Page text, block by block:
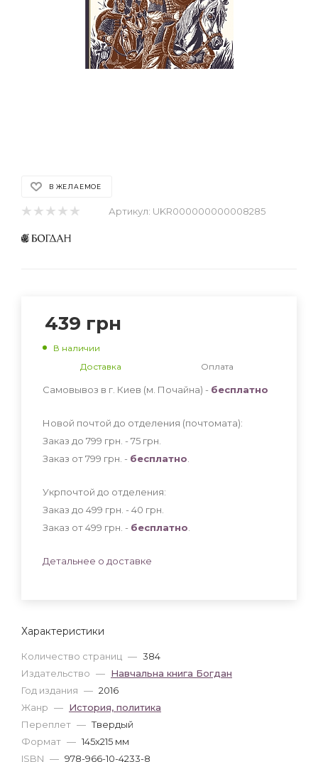
В ЖЕЛАЕМОЕ
Артикул: UKR000000000008285
Характеристики
Количество страниц — 384
Издательство — Навчальна книга Богдан
Год издания — 2016
Жанр — История, политика
Переплет — Твердый
Формат — 145x215 мм
ISBN — 978-966-10-4233-8
439 грн
В наличии
Доставка
Оплата
Самовывоз в г. Киев (м. Почайна) - бесплатно
Новой почтой до отделения (почтомата):
Заказ до 799 грн. - 75 грн
Заказ от 799 грн. - бесплатно
Укрпочтой до отделения:
Заказ до 499 грн. - 40 грн
Заказ от 499 грн. - бесплатно
Детальнее о доставке